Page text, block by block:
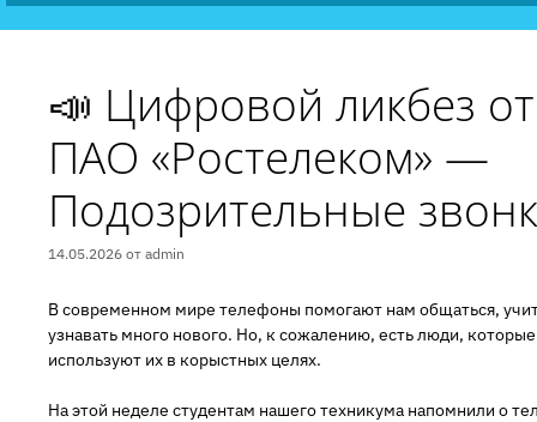
📣 Цифровой ликбез от
ПАО «Ростелеком» —
Подозрительные
14.05.2026 от admin
В современном мире телефоны помогают нам общаться,
узнавать много нового. Но, к сожалению, есть люди, которые
используют их в корыстных целях.
На этой неделе студентам нашего техникума напомнили о